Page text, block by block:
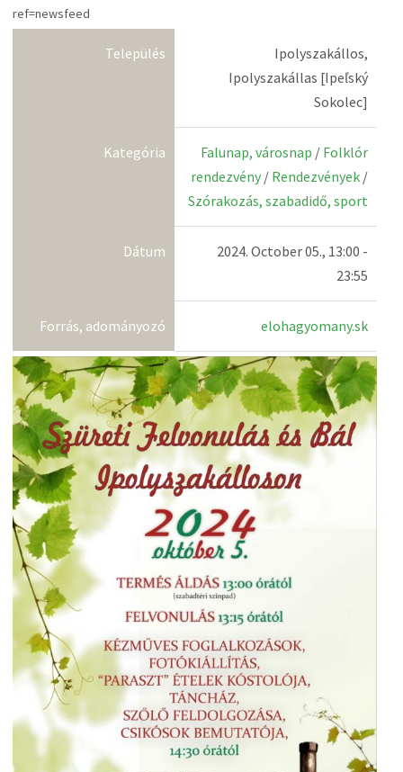
ref=newsfeed
Település
Ipolyszakállos,
Ipolyszakállas [Ipeľský
Sokolec]
Kategória Falunap, városnap / Folklór
rendezvény / Rendezvények /
Szórakozás, szabadidő, sport
Dátum
2024. October 05., 13:00 -
23:55
Forrás, adományozó elohagyomany.sk